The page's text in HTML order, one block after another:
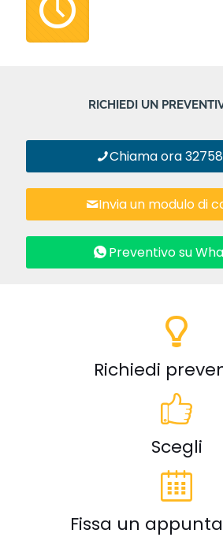
RICHIEDI UN
Chiama ora
Invia un modulo di
Preventivo su
Richiedi
Scegli
Fissa un